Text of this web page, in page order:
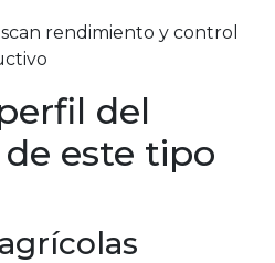
rendimiento y control
del
este tipo